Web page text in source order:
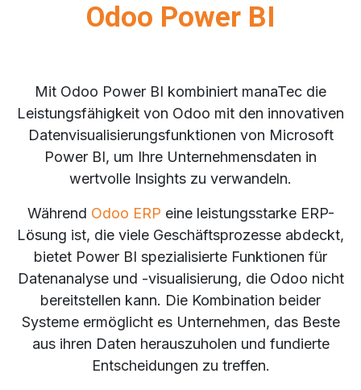
Odoo Power BI
Mit Odoo Power BI kombiniert manaTec die
Leistungsfähigkeit von Odoo mit den innovativen
Datenvisualisierungsfunktionen von Microsoft
Power BI, um Ihre Unternehmensdaten in
wertvolle Insights zu verwandeln.
Während Odoo ERP eine leistungsstarke ERP-
Lösung ist, die viele Geschäftsprozesse abdeckt,
bietet Power BI spezialisierte Funktionen für
Datenanalyse und -visualisierung, die Odoo nicht
bereitstellen kann. Die Kombination beider
Systeme ermöglicht es Unternehmen, das Beste
aus ihren Daten herauszuholen und fundierte
Entscheidungen zu treffen.